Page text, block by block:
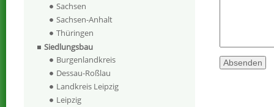
Sachsen
Sachsen-Anhalt
Thüringen
Siedlungsbau
Burgenlandkreis
Dessau-Roßlau
Landkreis Leipzig
Leipzig